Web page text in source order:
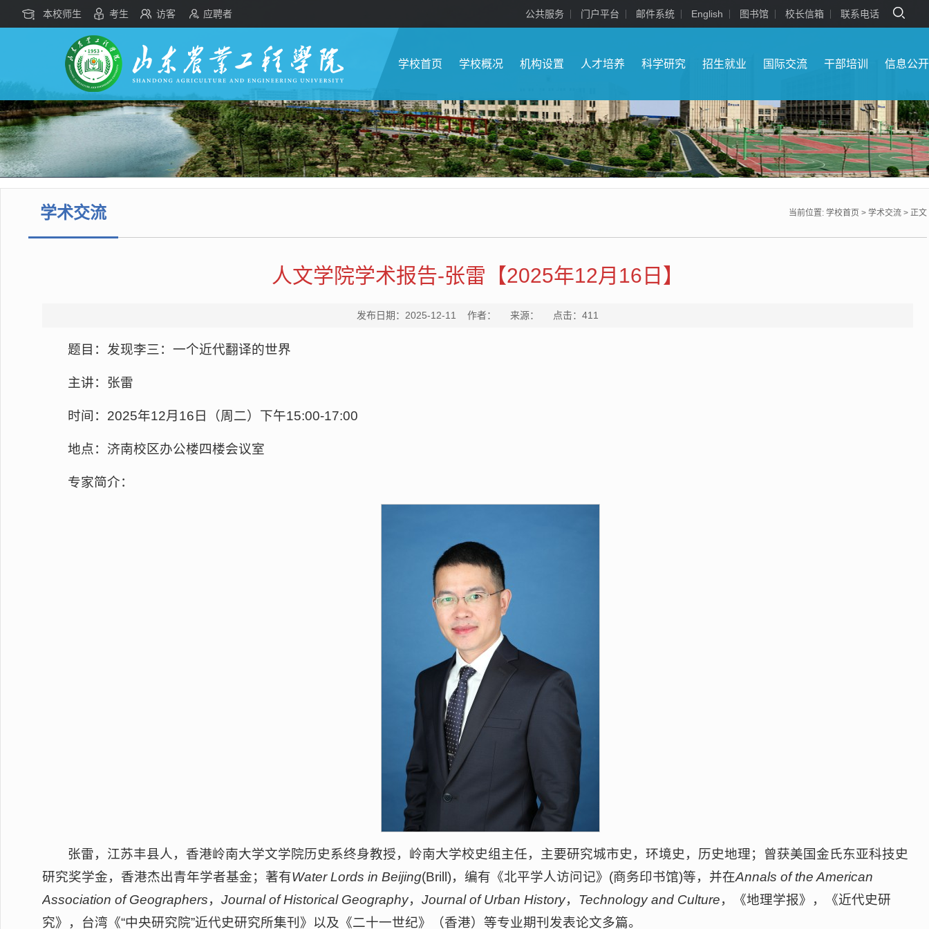
本校师生 考生 访客 应聘者 公共服务 门户平台 邮件系统 English 图书馆 校长信箱 联系电话
学校首页 学校概况 机构设置 人才培养 科学研究 招生就业 国际交流 干部培训 信息公开
学术交流 当前位置: 学校首页 > 学术交流 > 正文
人文学院学术报告-张雷【2025年12月16日】
发布日期：2025-12-11 作者： 来源： 点击： 411
题目：发现李三：一个近代翻译的世界
主讲：张雷
时间：2025年12月16日（周二）下午15:00-17:00
地点：济南校区办公楼四楼会议室
专家简介：
张雷，江苏丰县人，香港岭南大学文学院历史系终身教授，岭南大学校史组主任，主要研究城市史，环境史，历史地理；曾获美国金氏东亚科技史
研究奖学金，香港杰出青年学者基金；著有Water Lords in Beijing(Brill)，编有《北平学人访问记》(商务印书馆)等，并在Annals of the American
Association of Geographers， Journal of Historical Geography， Journal of Urban History， Technology and Culture，《地理学报》，《近代史研
究》，台湾《“中央研究院”近代史研究所集刊》以及《二十一世纪》（香港）等专业期刊发表论文多篇。